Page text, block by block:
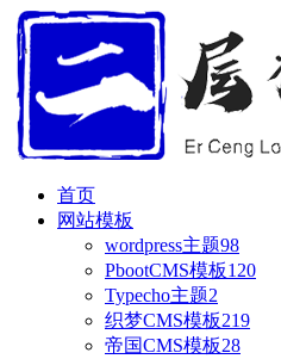
首页
网站模板
wordpress主题98
PbootCMS模板120
Typecho主题2
织梦CMS模板219
帝国CMS模板28